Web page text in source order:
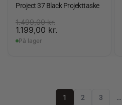
Project 37 Black Projekttaske
1.499,00kr.
1.199,00 kr.
På lager
1 2 3 …